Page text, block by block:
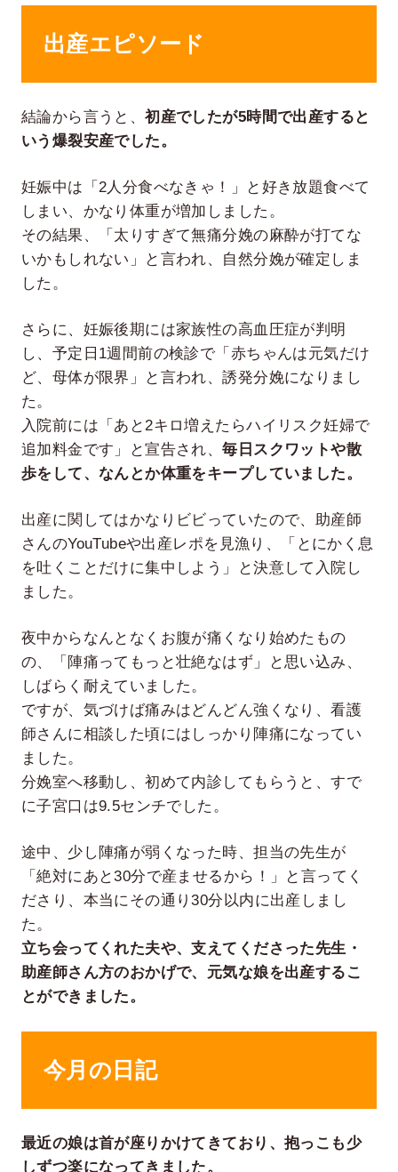
在宅率
出産エピソード
結論から言うと、初産でしたが5時間で出産すると
いう爆裂安産でした。
妊娠中は「2人分食べなきゃ！」と好き放題食べて
しまい、かなり体重が増加しました。
その結果、「太りすぎて無痛分娩の麻酔が打てな
いかもしれない」と言われ、自然分娩が確定しま
した。
さらに、妊娠後期には家族性の高血圧症が判明
し、予定日1週間前の検診で「赤ちゃんは元気だけ
ど、母体が限界」と言われ、誘発分娩になりまし
た。
入院前には「あと2キロ増えたらハイリスク妊婦で
追加料金です」と宣告され、毎日スクワットや散
歩をして、なんとか体重をキープしていました。
出産に関してはかなりビビっていたので、助産師
さんのYouTubeや出産レポを見漁り、「とにかく息
を吐くことだけに集中しよう」と決意して入院し
ました。
夜中からなんとなくお腹が痛くなり始めたもの
の、「陣痛ってもっと壮絶なはず」と思い込み、
しばらく耐えていました。
ですが、気づけば痛みはどんどん強くなり、看護
師さんに相談した頃にはしっかり陣痛になってい
ました。
分娩室へ移動し、初めて内診してもらうと、すで
に子宮口は9.5センチでした。
途中、少し陣痛が弱くなった時、担当の先生が
「絶対にあと30分で産ませるから！」と言ってく
ださり、本当にその通り30分以内に出産しまし
た。
立ち会ってくれた夫や、支えてくださった先生・
助産師さん方のおかげで、元気な娘を出産するこ
とができました。
今月の日記
最近の娘は首が座りかけてきており、抱っこも少
しずつ楽になってきました。